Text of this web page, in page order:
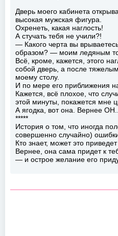
Дверь моего кабинета
высокая мужская фигура.
Охренеть, какая наглость!
А стучать тебя не учили?!
— Какого черта вы
образом? — моим ледяным
Всё, кроме, кажется, этого
собой дверь, а после
моему столу.
И по мере его приближения
Кажется, всё плохое, что
этой минуты, покажется мне
А ягодка, вот она. Вернее ОН...
*****
История о том, что иногда
совершенно случайно)
Кто знает, может это
Вернее, она сама придет к
— и острое желание его